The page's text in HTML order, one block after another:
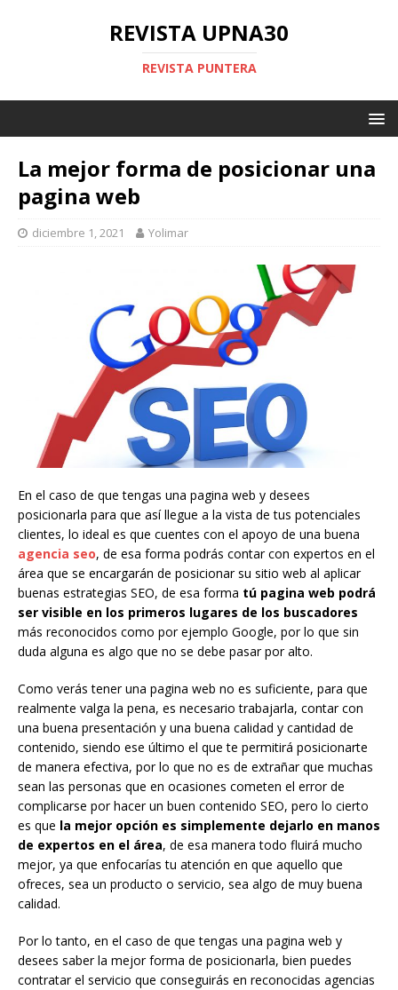
REVISTA UPNA30
REVISTA PUNTERA
La mejor forma de posicionar una
pagina web
diciembre 1, 2021 Yolimar
En el caso de que tengas una pagina web y desees
posicionarla para que así llegue a la vista de tus potenciales
clientes, lo ideal es que cuentes con el apoyo de una buena
agencia seo, de esa forma podrás contar con expertos en el
área que se encargarán de posicionar su sitio web al aplicar
buenas estrategias SEO, de esa forma tú pagina web podrá
ser visible en los primeros lugares de los buscadores
más reconocidos como por ejemplo Google, por lo que sin
duda alguna es algo que no se debe pasar por alto.
Como verás tener una pagina web no es suficiente, para que
realmente valga la pena, es necesario trabajarla, contar con
una buena presentación y una buena calidad y cantidad de
contenido, siendo ese último el que te permitirá posicionarte
de manera efectiva, por lo que no es de extrañar que muchas
sean las personas que en ocasiones cometen el error de
complicarse por hacer un buen contenido SEO, pero lo cierto
es que la mejor opción es simplemente dejarlo en manos
de expertos en el área, de esa manera todo fluirá mucho
mejor, ya que enfocarías tu atención en que aquello que
ofreces, sea un producto o servicio, sea algo de muy buena
calidad.
Por lo tanto, en el caso de que tengas una pagina web y
desees saber la mejor forma de posicionarla, bien puedes
contratar el servicio que conseguirás en reconocidas agencias